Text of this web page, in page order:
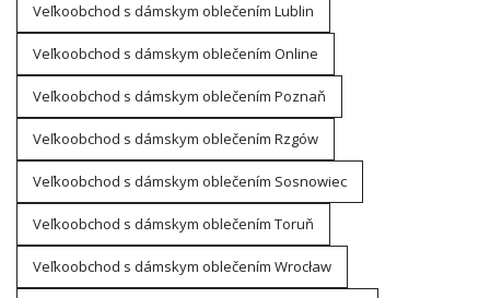
Veľkoobchod s dámskym oblečením Lublin
Veľkoobchod s dámskym oblečením Online
Veľkoobchod s dámskym oblečením Poznaň
Veľkoobchod s dámskym oblečením Rzgów
Veľkoobchod s dámskym oblečením Sosnowiec
Veľkoobchod s dámskym oblečením Toruň
Veľkoobchod s dámskym oblečením Wrocław